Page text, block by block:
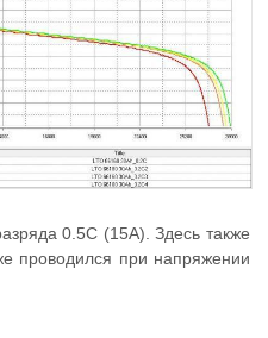
0.5С (15А). Здесь также
проводился при напряжении